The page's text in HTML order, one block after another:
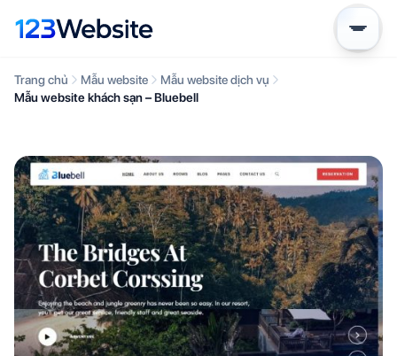
Trang chủ Mẫu website
Mẫu website dịch vụ
Mẫu website khách sạn – Bluebell